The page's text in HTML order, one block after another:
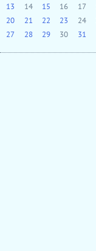
13
14 15 16 17
20
21 22 23 24
27
28 29 30 31